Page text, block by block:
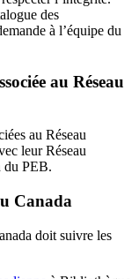
des
à l’équipe du
au Réseau
au Réseau
leur Réseau
du PEB.
Canada
doit suivre les